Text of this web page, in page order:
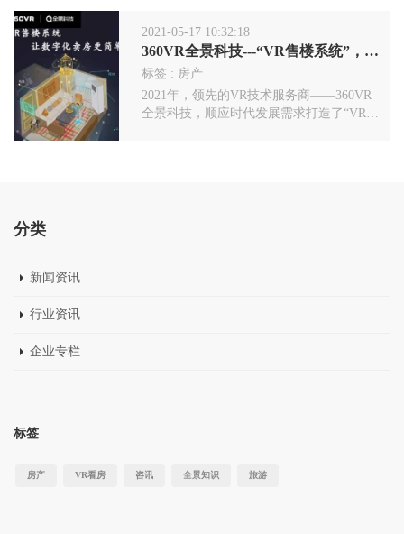
实便捷的看房方式是非常受人们欢迎的。
2021-05-17 10:32:18
360VR全景科技---“VR售楼系统”，房产营销新模式
标签 : 房产
2021年，领先的VR技术服务商——360VR
全景科技，顺应时代发展需求打造了“VR售
分类
新闻资讯
行业资讯
企业专栏
标签
房产 VR看房 咨讯 全景知识 旅游